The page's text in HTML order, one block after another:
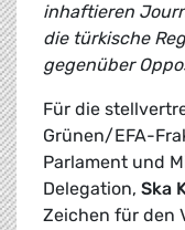
inhaftieren
die türkische
gegenüber
Für die
Grünen/EFA-
Parlament und
Delegation, Ska
Zeichen für den